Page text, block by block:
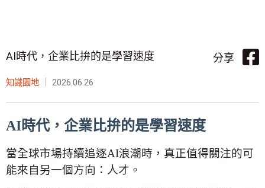
AI時代，企業比拚的是學習速度 分享
知識園地 2026.06.26
AI時代，企業比拚的是學習速度
當全球市場持續追逐AI浪潮時，真正值得關注的可
能來自另一個方向：人才。